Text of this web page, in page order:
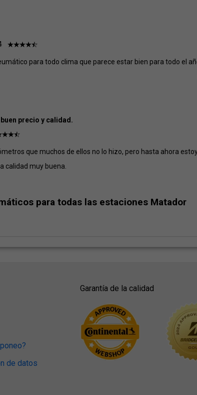
para todo clima que parece estar bien para todo el
precio y calidad.
que muchos de ellos no lo hizo, pero hasta ahora
calidad muy buena.
para todas las estaciones Matador
de datos
Garantía de la calidad